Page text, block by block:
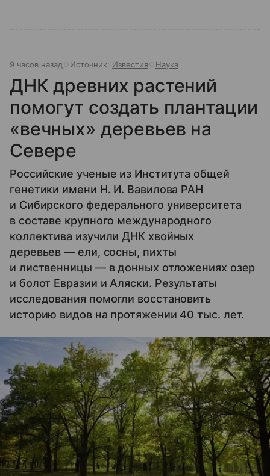
9 часов назад Источник: Известия Наука
ДНК древних растений
помогут создать плантации
«вечных» деревьев на
Севере
Российские ученые из Института общей
генетики имени Н. И. Вавилова РАН
и Сибирского федерального университета
в составе крупного международного
коллектива изучили ДНК хвойных
деревьев — ели, сосны, пихты
и лиственницы — в донных отложениях озер
и болот Евразии и Аляски. Результаты
исследования помогли восстановить
историю видов на протяжении 40 тыс. лет.